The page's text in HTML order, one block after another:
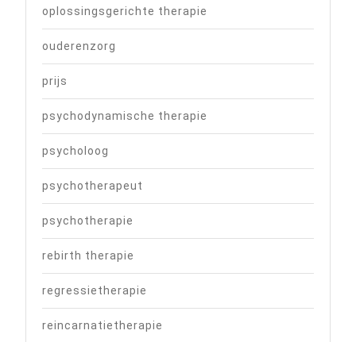
oplossingsgerichte therapie
ouderenzorg
prijs
psychodynamische therapie
psycholoog
psychotherapeut
psychotherapie
rebirth therapie
regressietherapie
reincarnatietherapie